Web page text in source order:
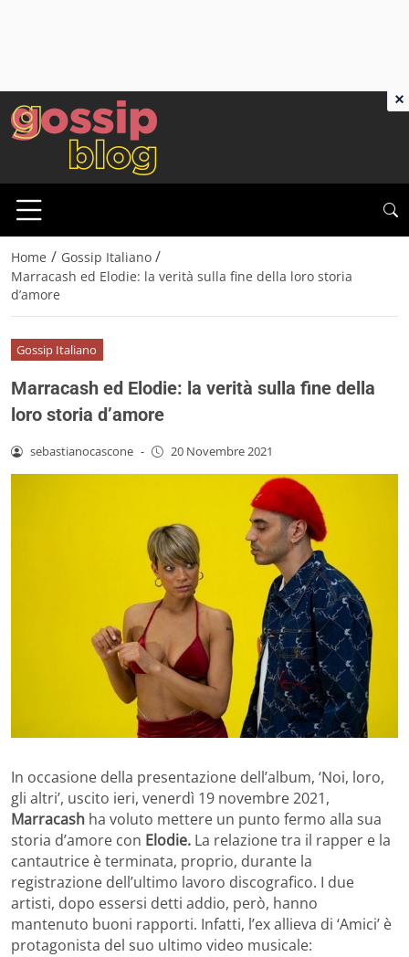
Home / Gossip Italiano /
Marracash ed Elodie: la verità sulla fine della loro storia
d’amore
Gossip Italiano
Marracash ed Elodie: la verità sulla fine della
loro storia d’amore
sebastianocascone - 20 Novembre 2021
In occasione della presentazione dell’album, ‘Noi, loro,
gli altri’, uscito ieri, venerdì 19 novembre 2021,
Marracash ha voluto mettere un punto fermo alla sua
storia d’amore con Elodie. La relazione tra il rapper e la
cantautrice è terminata, proprio, durante la
registrazione dell’ultimo lavoro discografico. I due
artisti, dopo essersi detti addio, però, hanno
mantenuto buoni rapporti. Infatti, l’ex allieva di ‘Amici’ è
protagonista del suo ultimo video musicale:
×